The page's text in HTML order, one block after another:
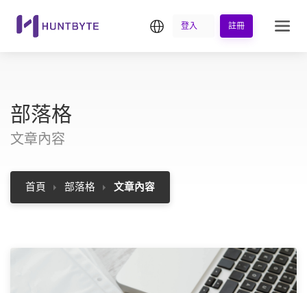
繁中登入 註冊
部落格
文章內容
首頁 部落格 文章內容